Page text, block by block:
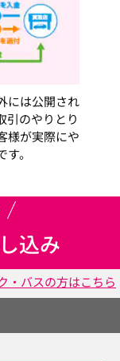
には公開され
引のやりとり
様が実際にや
。
込み
・バスの方はこちら